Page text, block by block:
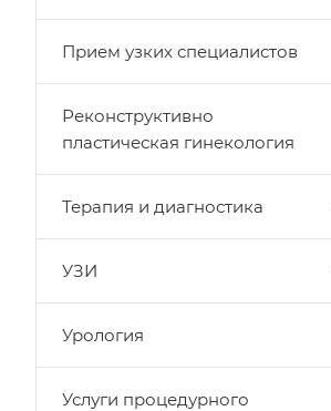
Прием узких специалистов
Реконструктивно
пластическая гинекология
Терапия и диагностика
УЗИ
Урология
Услуги процедурного